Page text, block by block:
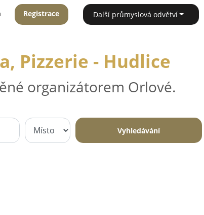
Registrace Další průmyslová odvětví
Pizzerie - Hudlice
organizátorem Orlové.
Vyhledávání